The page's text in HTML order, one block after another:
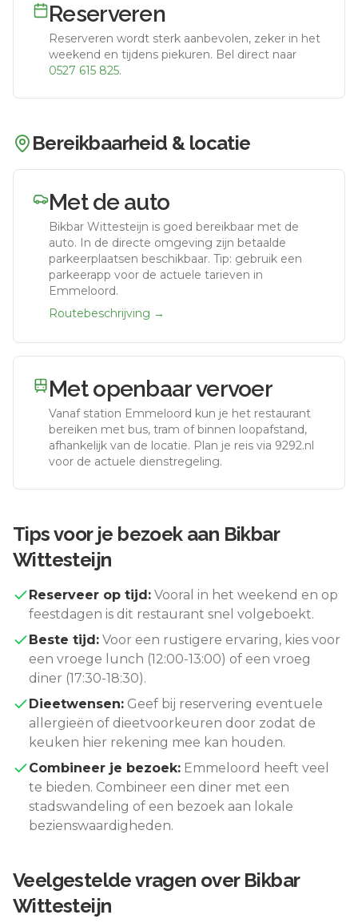
Reserveren
Reserveren wordt sterk aanbevolen, zeker in het
weekend en tijdens piekuren. Bel direct naar
0527 615 825.
Bereikbaarheid & locatie
Met de auto
Bikbar Wittesteijn is goed bereikbaar met de
auto. In de directe omgeving zijn betaalde
parkeerplaatsen beschikbaar. Tip: gebruik een
parkeerapp voor de actuele tarieven in
Emmeloord.
Routebeschrijving →
Met openbaar vervoer
Vanaf station Emmeloord kun je het restaurant
bereiken met bus, tram of binnen loopafstand,
afhankelijk van de locatie. Plan je reis via 9292.nl
voor de actuele dienstregeling.
Tips voor je bezoek aan Bikbar
Wittesteijn
Reserveer op tijd: Vooral in het weekend en op
feestdagen is dit restaurant snel volgeboekt.
Beste tijd: Voor een rustigere ervaring, kies voor
een vroege lunch (12:00-13:00) of een vroeg
diner (17:30-18:30).
Dieetwensen: Geef bij reservering eventuele
allergieën of dieetvoorkeuren door zodat de
keuken hier rekening mee kan houden.
Combineer je bezoek: Emmeloord heeft veel
te bieden. Combineer een diner met een
stadswandeling of een bezoek aan lokale
bezienswaardigheden.
Veelgestelde vragen over Bikbar
Wittesteijn